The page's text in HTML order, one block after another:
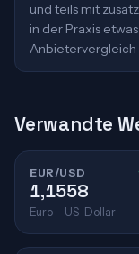
und teils mit
in der Praxis
Anbietervergleich
Verwandte
EUR/USD
1,1558
Euro – US-Dollar